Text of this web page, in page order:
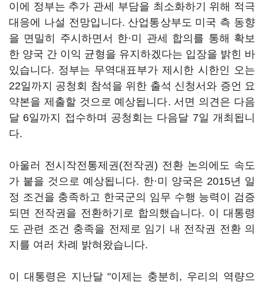
이에 정부는 추가 관세 부담을 최소화하기 위해 적극
대응에 나설 전망입니다. 산업통상부도 미국 측 동향
을 면밀히 주시하면서 한·미 관세 합의를 통해 확보
한 양국 간 이익 균형을 유지하겠다는 입장을 밝힌 바
있습니다. 정부는 무역대표부가 제시한 시한인 오는
22일까지 공청회 참석을 위한 출석 신청서와 증언 요
약본을 제출할 것으로 예상됩니다. 서면 의견은 다음
달 6일까지 접수하며 공청회는 다음달 7일 개최됩니
다.
아울러 전시작전통제권(전작권) 전환 논의에도 속도
가 붙을 것으로 예상됩니다. 한·미 양국은 2015년 일
정 조건을 충족하고 한국군의 임무 수행 능력이 검증
되면 전작권을 전환하기로 합의했습니다. 이 대통령
도 관련 조건 충족을 전제로 임기 내 전작권 전환 의
지를 여러 차례 밝혀왔습니다.
이 대통령은 지난달 "이제는 충분히, 우리의 역량으